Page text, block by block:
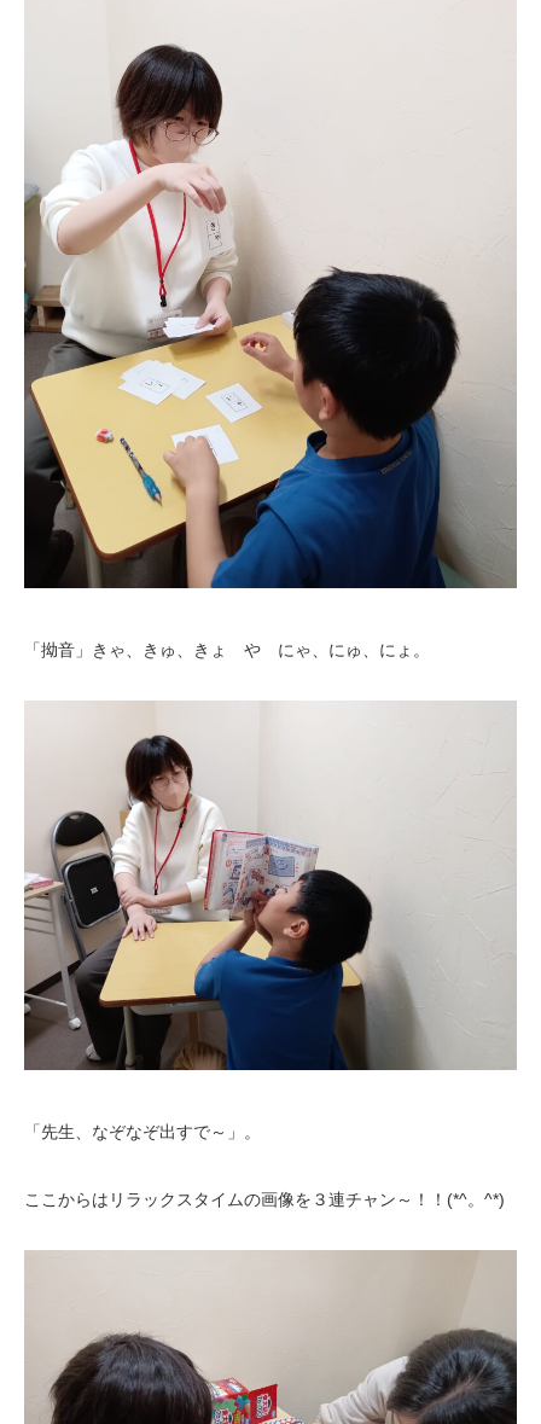
「拗音」きゃ、きゅ、きょ や にゃ、にゅ、にょ。
「先生、なぞなぞ出すで～」。
ここからはリラックスタイムの画像を３連チャン～！！(*^。^*)